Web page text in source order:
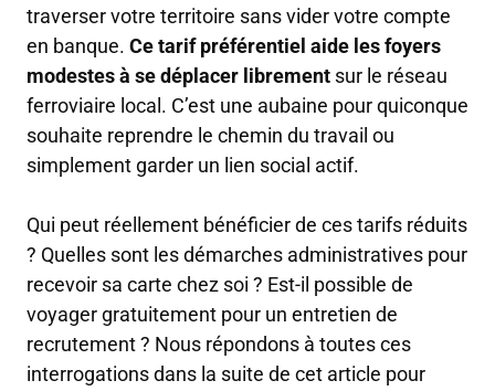
traverser votre territoire sans vider votre compte
en banque. Ce tarif préférentiel aide les foyers
modestes à se déplacer librement sur le réseau
ferroviaire local. C’est une aubaine pour quiconque
souhaite reprendre le chemin du travail ou
simplement garder un lien social actif.
Qui peut réellement bénéficier de ces tarifs réduits
? Quelles sont les démarches administratives pour
recevoir sa carte chez soi ? Est-il possible de
voyager gratuitement pour un entretien de
recrutement ? Nous répondons à toutes ces
interrogations dans la suite de cet article pour